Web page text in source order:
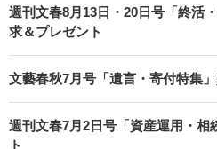
週刊文春8月13日・20日号「終活
求＆プレゼント
文藝春秋7月号「遺言・寄付特集
週刊文春7月2日号「資産運用・相
ト